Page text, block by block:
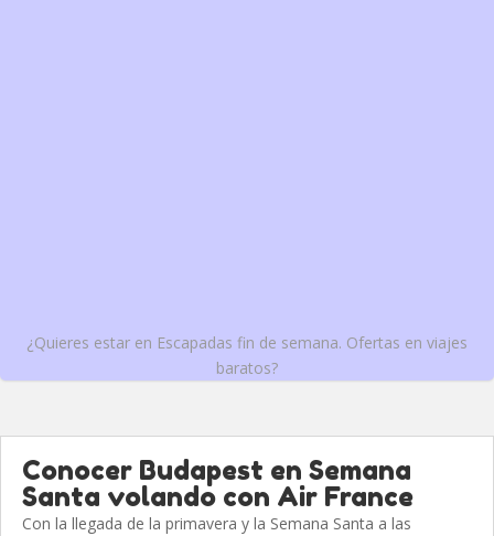
¿Quieres estar en Escapadas fin de semana. Ofertas en viajes
baratos?
Conocer Budapest en Semana
Santa volando con Air France
Con la llegada de la primavera y la Semana Santa a las